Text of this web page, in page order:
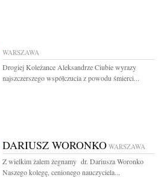
WARSZAWA
Drogiej Koleżance Aleksandrze Ciubie wyrazy
najszczerszego współczucia z powodu śmierci...
DARIUSZ WORONKO WARSZAWA
Z wielkim żalem żegnamy dr. Dariusza Woronko
Naszego kolegę, cenionego nauczyciela...